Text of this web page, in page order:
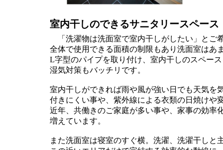
室内干しのできるサニタリースペース
「洗濯物は洗面室で室内干しがしたい」とご
全体で使用できる面積の制限もあり洗面室はあ
L字型のパイプを取り付け、室内干しのスペー
湿気対策もバッチリです。
室内干しができれば雨や風が強い日でも天気を
付きにくい事や、紫外線による衣類の日焼けや
近年、共働きのご家庭が多い事や、家事の効率
増えています。
また洗面室は寝室のすぐ横。洗濯、洗濯干し